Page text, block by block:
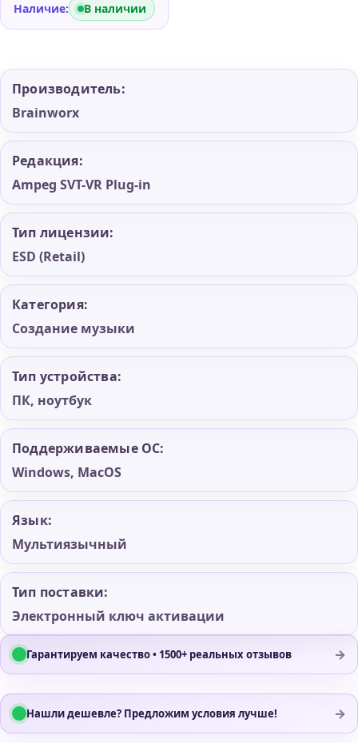
Наличие: В наличии
Производитель:
Brainworx
Редакция:
Ampeg SVT-VR Plug-in
Тип лицензии:
ESD (Retail)
Категория:
Создание музыки
Тип устройства:
ПК, ноутбук
Поддерживаемые ОС:
Windows, MacOS
Язык:
Мультиязычный
Тип поставки:
Электронный ключ активации
Гарантируем качество • 1500+ реальных отзывов →
Нашли дешевле? Предложим условия лучше! →